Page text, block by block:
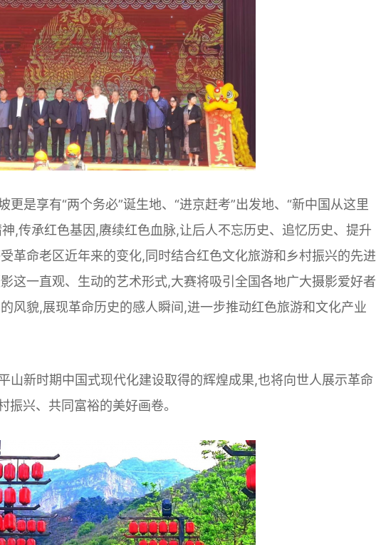
是享有“两个务必”诞生地、“进京赶考”出发地、“新中国从这里
,传承红色基因,赓续红色血脉,让后人不忘历史、追忆历史、提升
革命老区近年来的变化,同时结合红色文化旅游和乡村振兴的先进
这一直观、生动的艺术形式,大赛将吸引全国各地广大摄影爱好者
风貌,展现革命历史的感人瞬间,进一步推动红色旅游和文化产业
山新时期中国式现代化建设取得的辉煌成果,也将向世人展示革命
兴、共同富裕的美好画卷。